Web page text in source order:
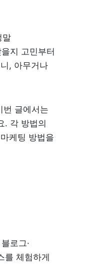
말
지 고민부터
, 아무거나
번 글에서는
. 각 방법의
케팅 방법을
로그·
를 체험하게